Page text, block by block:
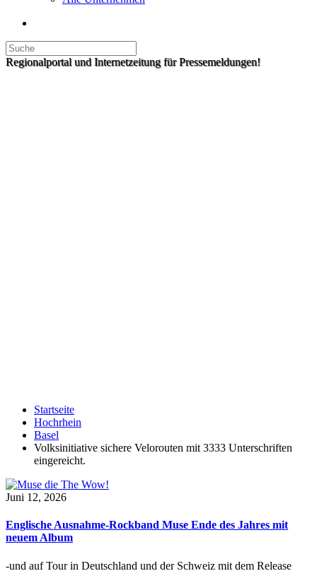
Regionalportal und Internetzeitung für Pressemeldungen!
Startseite
Hochrhein
Basel
Volksinitiative sichere Velorouten mit 3333 Unterschriften
eingereicht.
Juni 12, 2026
Englische Ausnahme-Rockband Muse Ende des Jahres mit
neuem Album
-und auf Tour in Deutschland und der Schweiz mit dem Release